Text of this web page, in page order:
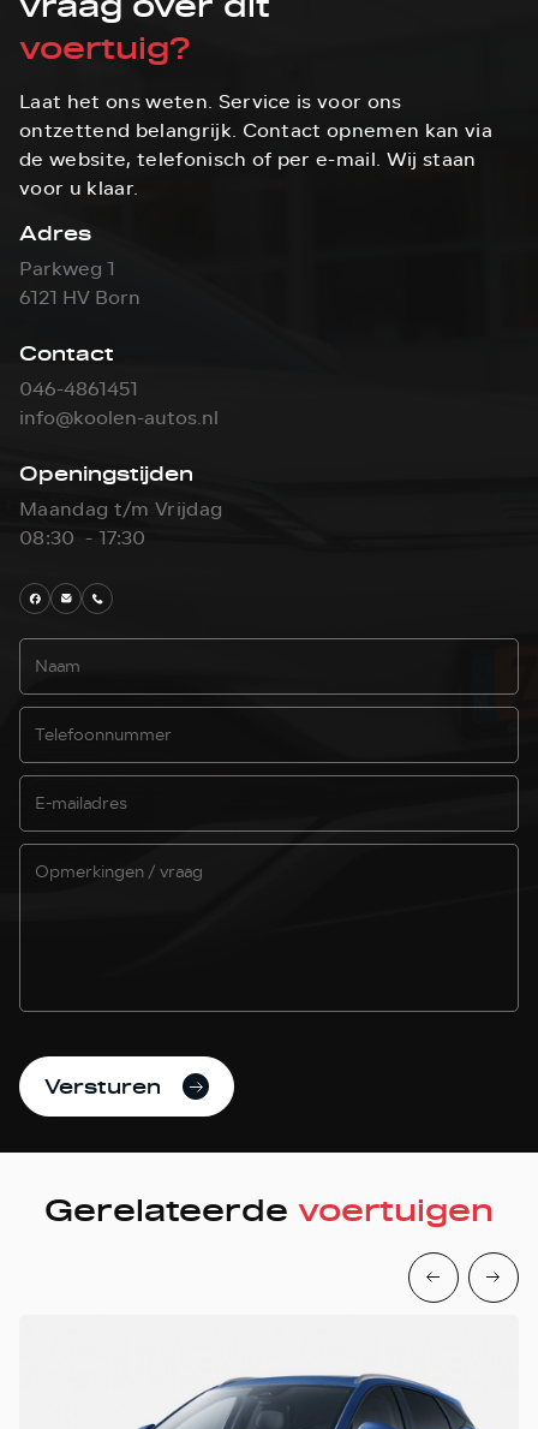
voertuig?
Laat het ons weten. Service is voor ons
ontzettend belangrijk. Contact opnemen kan via
de website, telefonisch of per e-mail. Wij staan
voor u klaar.
Adres
Parkweg 1
6121 HV Born
Contact
046-4861451
info@koolen-autos.nl
Openingstijden
Maandag t/m Vrijdag
08:30 - 17:30
Versturen
Gerelateerde voertuigen